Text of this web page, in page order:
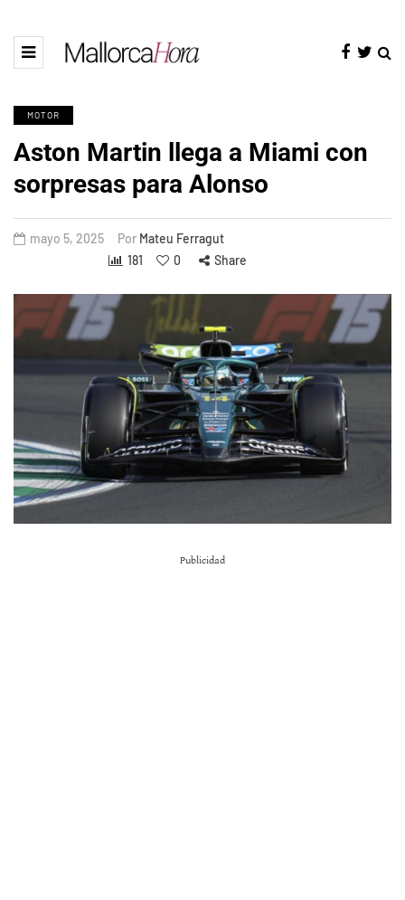
MOTOR
Aston Martin llega a Miami con
sorpresas para Alonso
mayo 5, 2025 Por Mateu Ferragut
181
0 Share
Publicidad